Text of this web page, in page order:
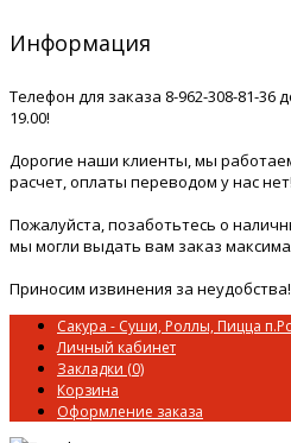
Информация
Телефон для заказа 8-962-308-81-36
19.00!
Дорогие наши клиенты, мы
расчет, оплаты переводом у нас нет!
Пожалуйста, позаботьтесь о
мы могли выдать вам заказ
Приносим извинения за неудобства!
Сакура - Суши, Роллы, Пицца
Личный кабинет
Закладки (0)
Корзина
Оформление заказа